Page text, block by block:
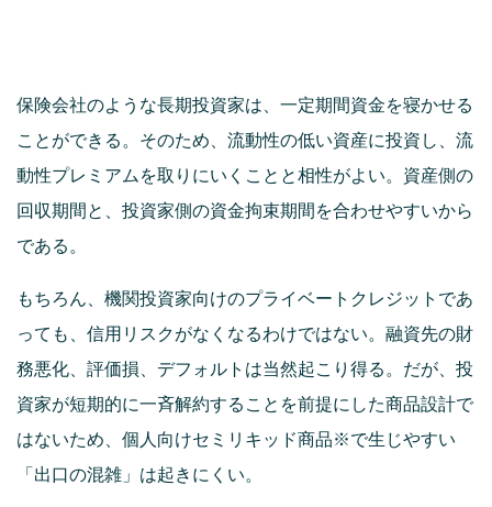
保険会社のような長期投資家は、一定期間資金を寝かせる
ことができる。そのため、流動性の低い資産に投資し、流
動性プレミアムを取りにいくことと相性がよい。資産側の
回収期間と、投資家側の資金拘束期間を合わせやすいから
である。
もちろん、機関投資家向けのプライベートクレジットであ
っても、信用リスクがなくなるわけではない。融資先の財
務悪化、評価損、デフォルトは当然起こり得る。だが、投
資家が短期的に一斉解約することを前提にした商品設計で
はないため、個人向けセミリキッド商品※で生じやすい
「出口の混雑」は起きにくい。